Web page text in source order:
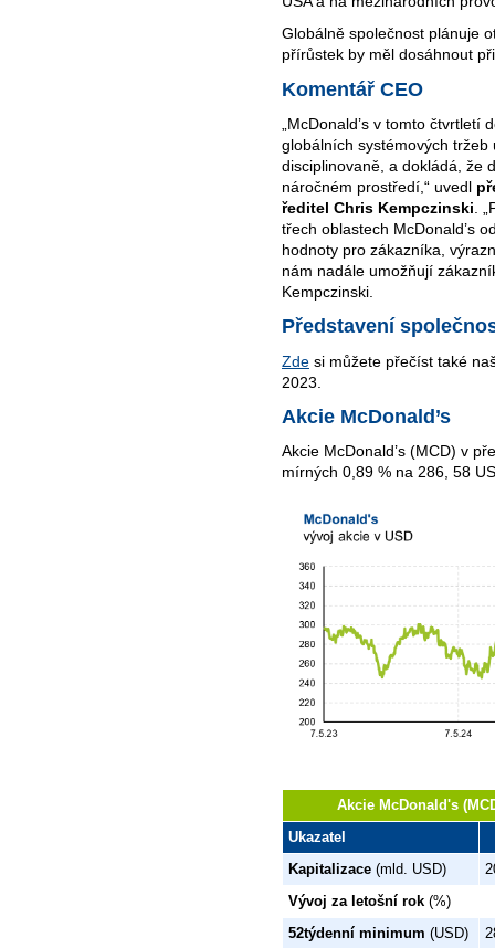
Globálně společnost plánuje
přírůstek by měl dosáhnout
Komentář CEO
„McDonald’s v tomto čtvrtletí
globálních systémových
disciplinovaně, a dokládá, že
náročném prostředí,“ uvedl
ředitel Chris Kempczinski .
třech oblastech McDonald’s
hodnoty pro zákazníka,
nám nadále umožňují
Kempczinski.
Představení
Zde si můžete přečíst také
2023.
Akcie McDonald’s
Akcie McDonald’s (MCD) v
mírných 0,89 % na 286, 58
Akcie McDonald's
Ukazatel
Kapitalizace (mld. USD)
Vývoj za letošní rok (%)
52týdenní minimum (USD)